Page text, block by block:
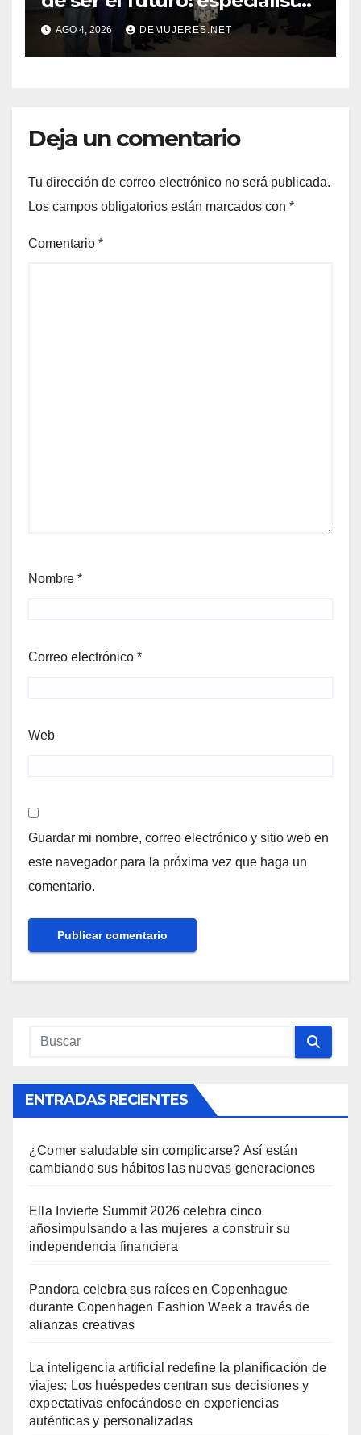
mostraron su impacto en la
práctica médica y la atención
del cáncer
AGO 4, 2026 DEMUJERES.NET
Deja un comentario
Tu dirección de correo electrónico no será publicada.
Los campos obligatorios están marcados con *
Comentario *
Nombre *
Correo electrónico *
Web
Guardar mi nombre, correo electrónico y sitio web en
este navegador para la próxima vez que haga un
comentario.
ENTRADAS RECIENTES
¿Comer saludable sin complicarse? Así están
cambiando sus hábitos las nuevas generaciones
Ella Invierte Summit 2026 celebra cinco
añosimpulsando a las mujeres a construir su
independencia financiera
Pandora celebra sus raíces en Copenhague
durante Copenhagen Fashion Week a través de
alianzas creativas
La inteligencia artificial redefine la planificación de
viajes: Los huéspedes centran sus decisiones y
expectativas enfocándose en experiencias
auténticas y personalizadas